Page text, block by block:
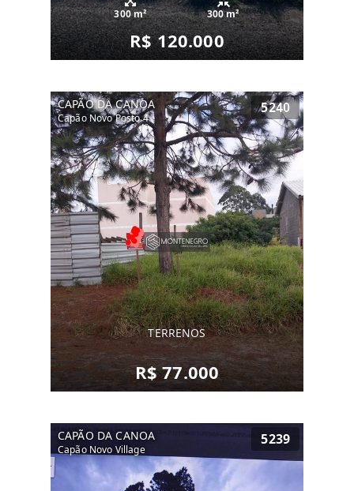
300 m² 300 m²
R$ 120.000
CAPÃO DA CANOA
Capão Novo Posto 4
5240
TERRENOS
R$ 77.000
CAPÃO DA CANOA
Capão Novo Village
5239